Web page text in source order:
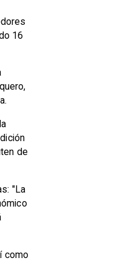
16
de
"La
como